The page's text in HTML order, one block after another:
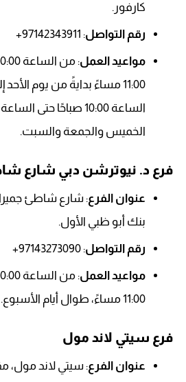
كارفور.
رقم التواصل: 97142343911+
مواعيد العمل
11:00 مساءً بدايةً من يوم
الخميس والجمعة والسبت.
فرع د. نيوترشن دبي شارع
عنوان الفرع
بنك أبو ظبي الأول.
رقم التواصل: 97143273090+
مواعيد العمل
11:00 مساءً، طوال أيام الأسبوع.
فرع سيتي لاند مول
عنوان الفرع: سيتي لاند مول،